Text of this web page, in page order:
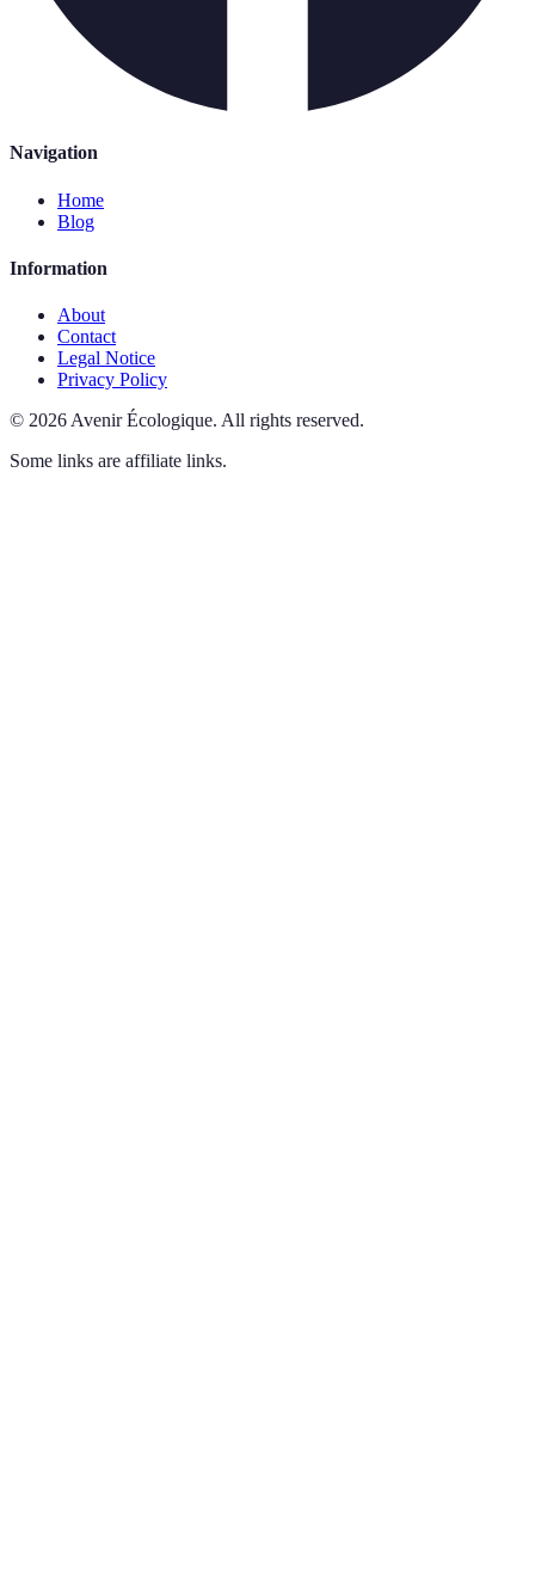
Navigation
Home
Blog
Information
About
Contact
Legal Notice
Privacy Policy
© 2026 Avenir Écologique. All rights reserved.
Some links are affiliate links.